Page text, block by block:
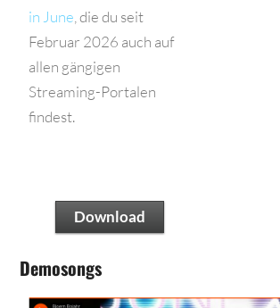
in June , die du seit
Februar 2026 auch auf
allen gängigen
Streaming-Portalen
findest.
Download
Demosongs